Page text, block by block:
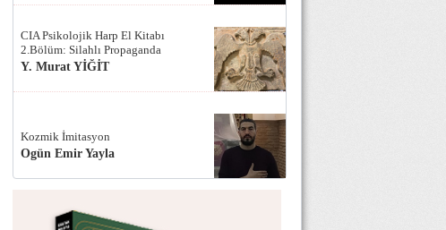
CIA Psikolojik Harp El Kitabı
2.Bölüm: Silahlı Propaganda
Y. Murat YİĞİT
Kozmik İmitasyon
Ogün Emir Yayla